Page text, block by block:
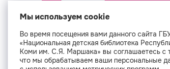
Мы используем cookie
Во время посещения вами данного сайта
«Национальная детская библиотека
Коми им. С.Я. Маршака» вы соглашаетесь с
что мы обрабатываем ваши персональные